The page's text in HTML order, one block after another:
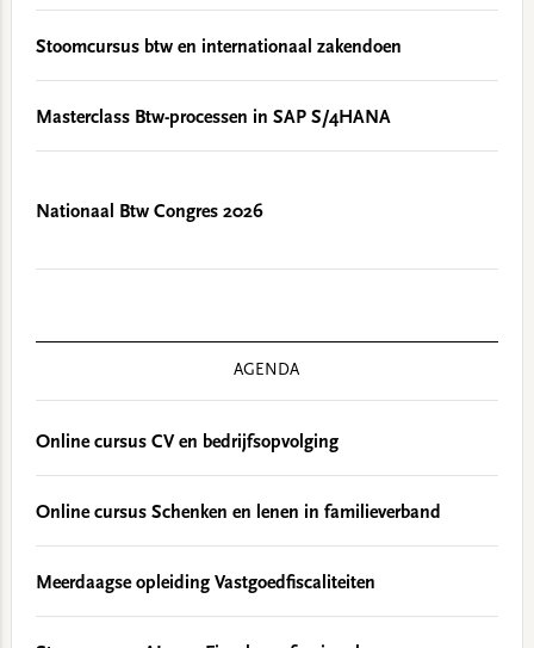
Stoomcursus btw en internationaal zakendoen
Masterclass Btw-processen in SAP S/4HANA
Nationaal Btw Congres 2026
AGENDA
Online cursus CV en bedrijfsopvolging
Online cursus Schenken en lenen in familieverband
Meerdaagse opleiding Vastgoedfiscaliteiten